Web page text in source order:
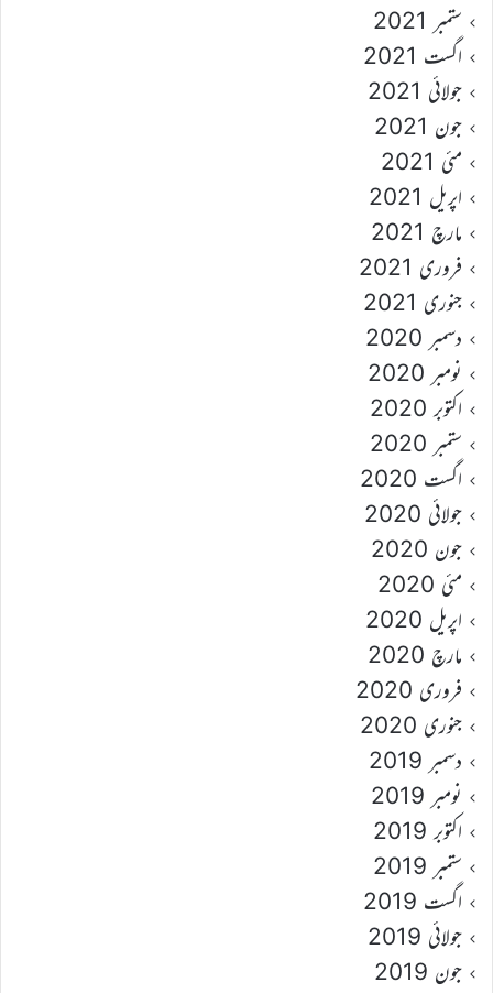
ستمبر 2021
اگست 2021
جولائی 2021
جون 2021
مئی 2021
اپریل 2021
مارچ 2021
فروری 2021
جنوری 2021
دسمبر 2020
نومبر 2020
اکتوبر 2020
ستمبر 2020
اگست 2020
جولائی 2020
جون 2020
مئی 2020
اپریل 2020
مارچ 2020
فروری 2020
جنوری 2020
دسمبر 2019
نومبر 2019
اکتوبر 2019
ستمبر 2019
اگست 2019
جولائی 2019
جون 2019